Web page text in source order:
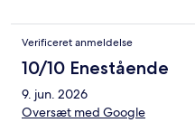
Verificeret anmeldelse
10/10 Enestående
9. jun. 2026
Oversæt med Google